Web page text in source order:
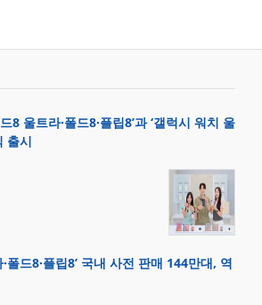
8 울트라·폴드8·플립8’과 ‘갤럭시 워치 울
출시
폴드8·플립8’ 국내 사전 판매 144만대, 역